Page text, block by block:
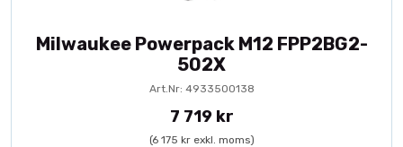
Milwaukee Powerpack M12 FPP2BG2-
502X
Art.Nr: 4933500138
7 719 kr
(6 175 kr exkl. moms)